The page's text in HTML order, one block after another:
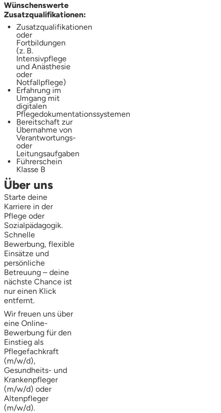
Wünschenswerte
Zusatzqualifikationen:
Zusatzqualifikationen
oder
Fortbildungen
(z. B.
Intensivpflege
und Anästhesie
oder
Notfallpflege)
Erfahrung im
Umgang mit
digitalen
Pflegedokumentationssystemen
Bereitschaft zur
Übernahme von
Verantwortungs-
oder
Leitungsaufgaben
Führerschein
Klasse B
Über uns
Starte deine
Karriere in der
Pflege oder
Sozialpädagogik.
Schnelle
Bewerbung, flexible
Einsätze und
persönliche
Betreuung – deine
nächste Chance ist
nur einen Klick
entfernt.
Wir freuen uns über
eine Online-
Bewerbung für den
Einstieg als
Pflegefachkraft
(m/w/d),
Gesundheits- und
Krankenpfleger
(m/w/d) oder
Altenpfleger
(m/w/d).